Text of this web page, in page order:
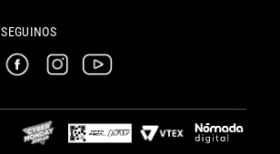
SEGUINOS